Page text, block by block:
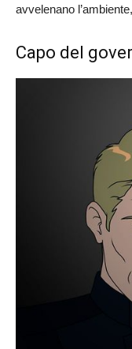
avvelenano
Capo del